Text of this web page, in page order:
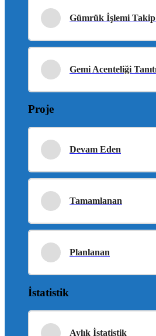
Gümrük İşlemi
Gemi Acenteliği
Proje
Devam Eden
Tamamlanan
Planlanan
İstatistik
Aylık İstatistik